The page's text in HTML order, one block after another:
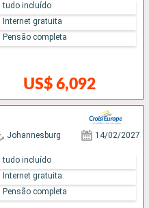
US$ 6,092
tudo incluído
Internet gratuita
Pensão completa
Johannesburg 14/02/2027
tudo incluído
Internet gratuita
Pensão completa